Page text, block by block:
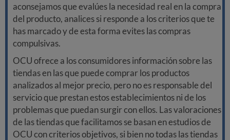
aconsejamos que evalúes la necesidad real en la compra
del producto, analices si responde a los criterios que te
has marcado y de esta forma evites las compras
compulsivas.
OCU ofrece a los consumidores información sobre las
tiendas en las que puede comprar los productos
analizados al mejor precio, pero no es responsable del
servicio que prestan estos establecimientos ni de los
problemas que puedan surgir con ellos. Las valoraciones
de las tiendas que facilitamos se basan en estudios de
OCU con criterios objetivos, si bien no todas las tiendas